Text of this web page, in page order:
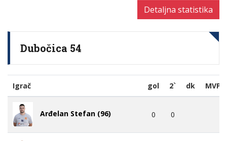
Detaljna statistika
Dubočica 54
Igrač gol 2` dk MVP
Arđelan Stefan (96) 0 0